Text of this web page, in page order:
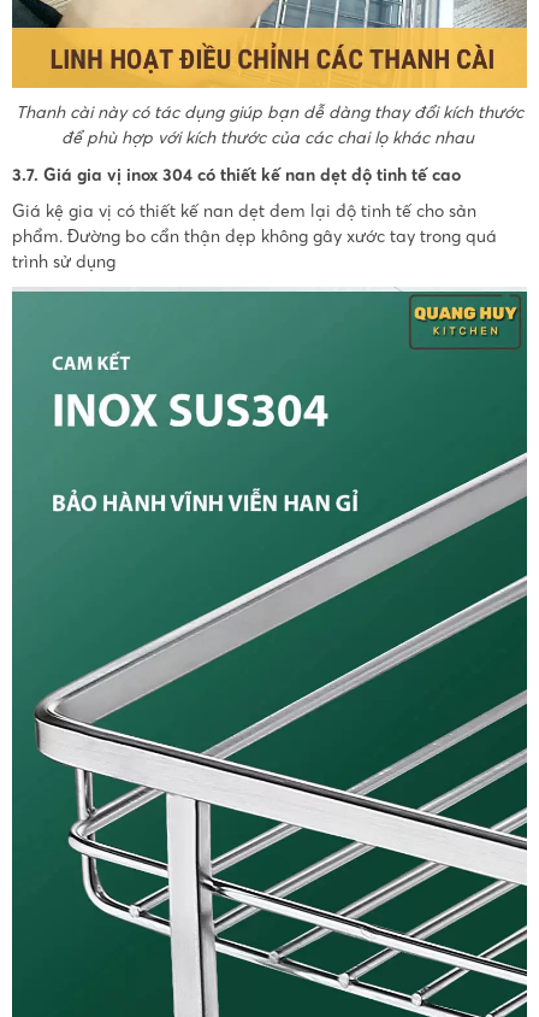
Thanh cài này có tác dụng giúp bạn dễ dàng thay đổi kích thước
để phù hợp với kích thước của các chai lọ khác nhau
3.7. Giá gia vị inox 304 có thiết kế nan dẹt độ tinh tế cao
Giá kệ gia vị có thiết kế nan dẹt đem lại độ tinh tế cho sản
phẩm. Đường bo cẩn thận đẹp không gây xước tay trong quá
trình sử dụng